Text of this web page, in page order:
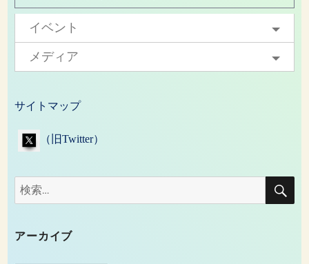
イベント
メディア
サイトマップ
（旧Twitter）
検
索:
検
アーカイブ